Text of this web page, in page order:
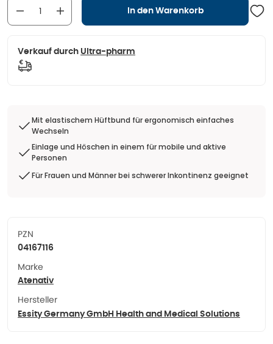
In den Warenkorb
Verkauf durch Ultra-pharm
Mit elastischem Hüftbund für ergonomisch einfaches
Wechseln
Einlage und Höschen in einem für mobile und aktive
Personen
Für Frauen und Männer bei schwerer Inkontinenz geeignet
PZN
04167116
Marke
Atenativ
Hersteller
Essity Germany GmbH Health and Medical Solutions